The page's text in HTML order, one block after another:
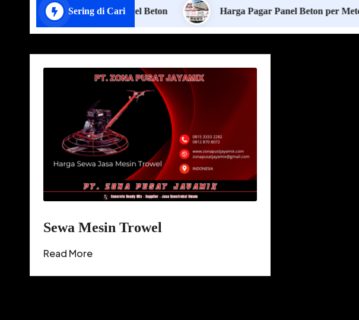
Sering di Cari
Pasang Pagar Panel Beton Harga Pagar Panel Beton per Meter
Sewa Mesin Trowel
Read More